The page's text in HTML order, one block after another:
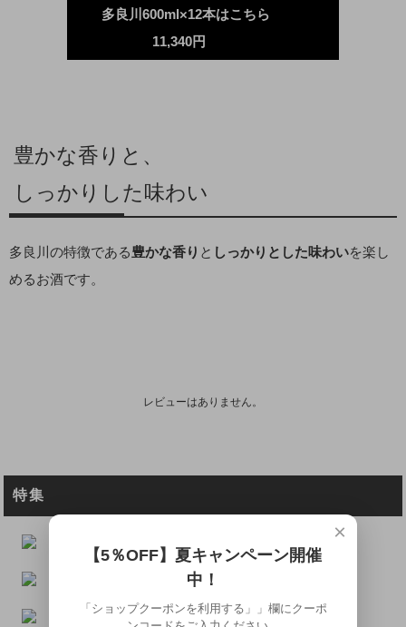
多良川600ml×12本はこちら
11,340円
豊かな香りと、
しっかりした味わい
多良川の特徴である豊かな香り と しっかりとした味わいを楽し
めるお酒です。
レビューはありません。
特集
×
【5％OFF】夏キャンペーン開催
中！
「ショップクーポンを利用する」」欄にクーポ